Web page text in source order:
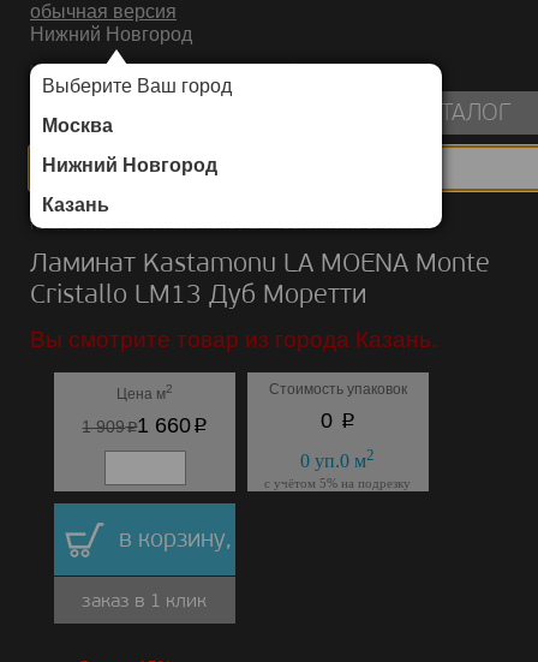
обычная версия
Нижний Новгород
Выберите Ваш город
Москва
Нижний Новгород
Казань
ИНТЕРНЕТ-МАГАЗИН НАПОЛЬНЫХ ПОКРЫТИЙ
КАТАЛОГ
Каталог/Ламинат/Kastamonu/LA MOENA Monte Cristallo
Ламинат Kastamonu LA MOENA Monte
Cristallo LM13 Дуб Моретти
Вы смотрите товар из города Казань.
Цена м2
1 909p1 660p
Стоимость упаковок
0 p
0 уп.0 м2
с учётом 5% на подрезку
в корзину,
заказ в 1 клик